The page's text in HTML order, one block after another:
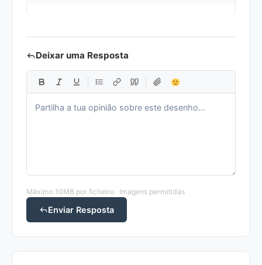
Deixar uma Resposta
Máximo 10MB por ficheiro · Imagens permitidas
Enviar Resposta